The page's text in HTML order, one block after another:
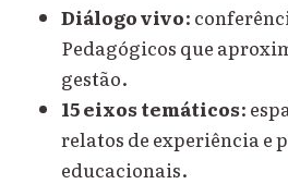
Diálogo vivo:
Pedagógicos que
gestão.
15 eixos temáticos:
relatos de experiência e
educacionais.